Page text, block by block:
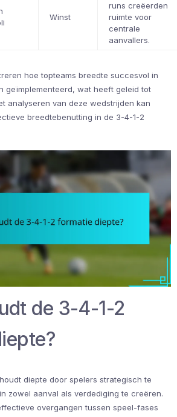
Winst
runs creëerden
ruimte voor
centrale
aanvallers.
hoe topteams breedte succesvol in
geïmplementeerd, wat heeft geleid tot
analyseren van deze wedstrijden kan
breedtebenutting in de 3-4-1-2
de 3-4-1-2
diepte door spelers strategisch te
zowel aanval als verdediging te creëren.
overgangen tussen speel-fases